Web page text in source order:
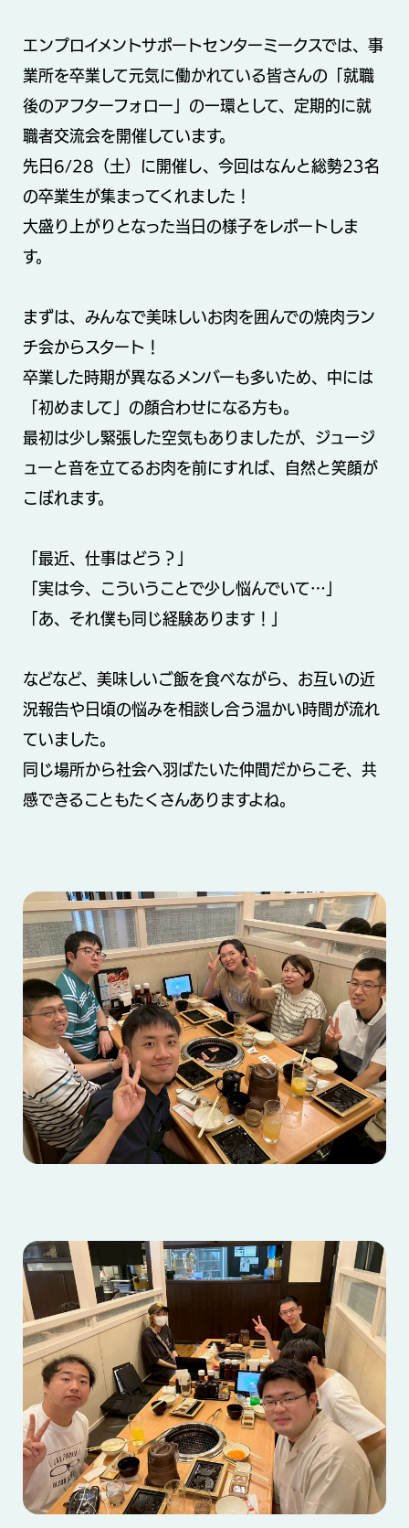
エンプロイメントサポートセンターミークスでは、事
業所を卒業して元気に働かれている皆さんの「就職
後のアフターフォロー」の一環として、定期的に就
職者交流会を開催しています。
先日6/28（土）に開催し、今回はなんと総勢23名
の卒業生が集まってくれました！
大盛り上がりとなった当日の様子をレポートしま
す。
まずは、みんなで美味しいお肉を囲んでの焼肉ラン
チ会からスタート！
卒業した時期が異なるメンバーも多いため、中には
「初めまして」の顔合わせになる方も。
最初は少し緊張した空気もありましたが、ジュージ
ューと音を立てるお肉を前にすれば、自然と笑顔が
こぼれます。
「最近、仕事はどう？」
「実は今、こういうことで少し悩んでいて…」
「あ、それ僕も同じ経験あります！」
などなど、美味しいご飯を食べながら、お互いの近
況報告や日頃の悩みを相談し合う温かい時間が流れ
ていました。
同じ場所から社会へ羽ばたいた仲間だからこそ、共
感できることもたくさんありますよね。